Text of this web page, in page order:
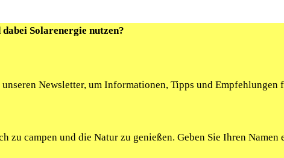
Solarenergie nutzen?
Newsletter, um Informationen, Tipps und
campen und die Natur zu genießen. Geben Sie Ihren